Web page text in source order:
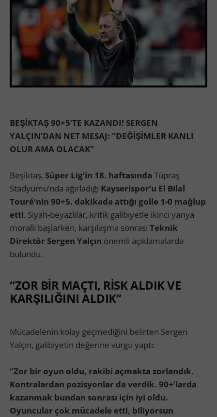
BEŞİKTAŞ 90+5’TE KAZANDI! SERGEN
YALÇIN’DAN NET MESAJ: “DEĞİŞİMLER KANLI
OLUR AMA OLACAK”
Beşiktaş, Süper Lig’in 18. haftasında Tüpraş
Stadyumu’nda ağırladığı Kayserispor’u El Bilal
Touré’nin 90+5. dakikada attığı golle 1-0 mağlup
etti. Siyah-beyazlılar, kritik galibiyetle ikinci yarıya
moralli başlarken, karşılaşma sonrası Teknik
Direktör Sergen Yalçın önemli açıklamalarda
bulundu.
“ZOR BİR MAÇTI, RİSK ALDIK VE
KARŞILIĞINI ALDIK”
Mücadelenin kolay geçmediğini belirten Sergen
Yalçın, galibiyetin değerine vurgu yaptı:
“Zor bir oyun oldu, rakibi açmakta zorlandık.
Kontralardan pozisyonlar da verdik. 90+’larda
kazanmak bundan sonrası için iyi oldu.
Oyuncular çok mücadele etti, biliyorsun